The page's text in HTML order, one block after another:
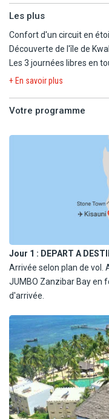
apporteront sérénité et
Excursions regroupées
hôtels et localités (les
excursion à l'autre),
tous les clients avant le
Guide pouvant changer
Les plus
Confort d'un circuit en
Découverte de l'île de
Les 3 journées libres en
+ En savoir plus
Votre programme
Jour 1 : DEPART A
Arrivée selon plan de vol.
JUMBO Zanzibar Bay en
d'arrivée.